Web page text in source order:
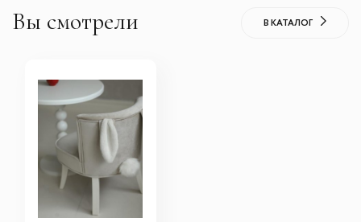
Вы смотрели В КАТАЛОГ